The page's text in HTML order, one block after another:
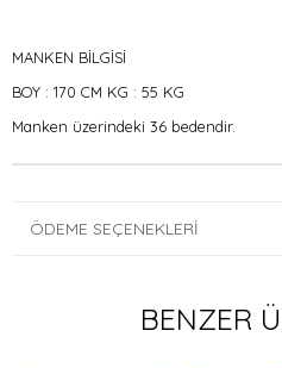
MANKEN BİLGİSİ
BOY : 170 CM KG : 55 KG
Manken üzerindeki 36 bedendir.
ÖDEME SEÇENEKLERI
BENZER